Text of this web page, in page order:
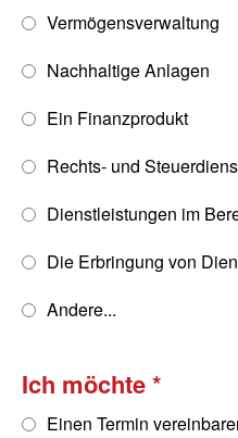
Vermögensverwaltung
Nachhaltige Anlagen
Ein Finanzprodukt
Rechts- und
Dienstleistungen im
Die Erbringung von
Andere...
Ich möchte
Einen Termin